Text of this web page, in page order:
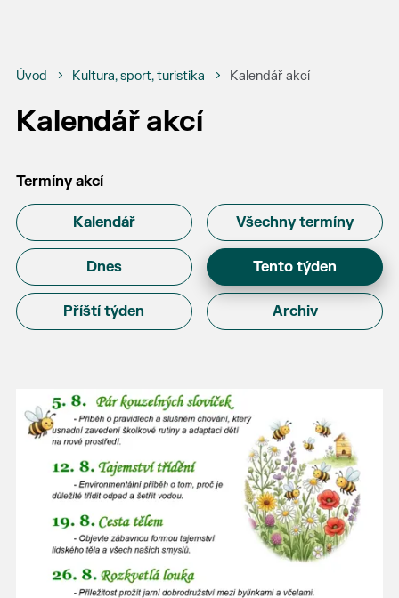
Úvod Kultura, sport, turistika Kalendář akcí
Kalendář akcí
Termíny akcí
Kalendář Všechny termíny
Dnes Tento týden
Příští týden Archiv